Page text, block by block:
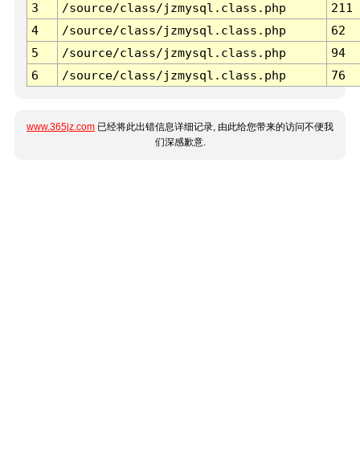
3 /source/class/jzmysql.class.php
211
4
/source/class/jzmysql.class.php
62
5
/source/class/jzmysql.class.php
94
6
/source/class/jzmysql.class.php 76
www.365jz.com 已经将此出错信息详细记录, 由此给您带来的访问不便我
们深感歉意.